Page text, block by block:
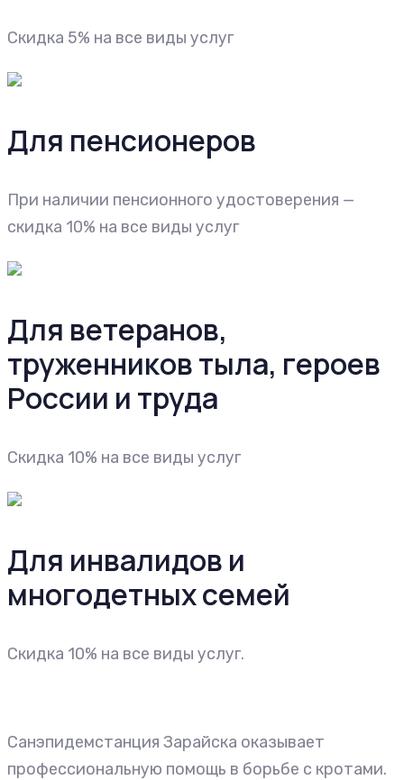
Скидка 5% на все виды услуг
Для пенсионеров
При наличии пенсионного удостоверения —
скидка 10% на все виды услуг
Для ветеранов,
труженников тыла, героев
России и труда
Cкидка 10% на все виды услуг
Для инвалидов и
многодетных семей
Cкидка 10% на все виды услуг.
Санэпидемстанция Зарайска оказывает
профессиональную помощь в борьбе с кротами.